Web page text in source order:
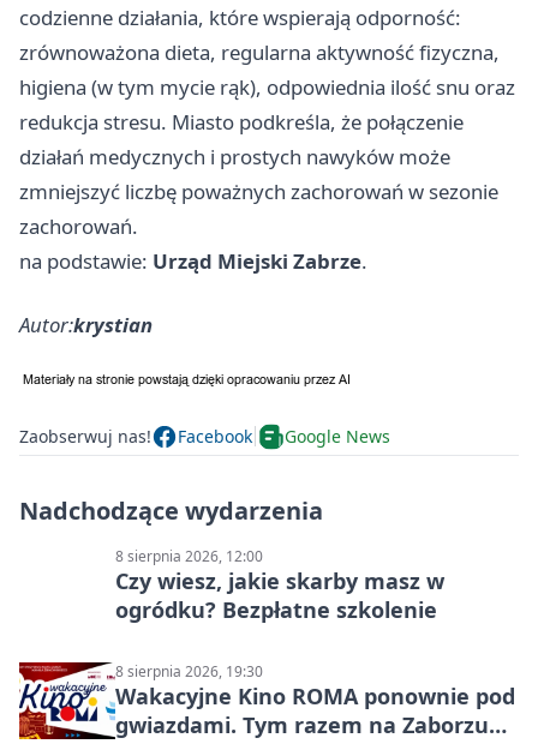
codzienne działania, które wspierają odporność:
zrównoważona dieta, regularna aktywność fizyczna,
higiena (w tym mycie rąk), odpowiednia ilość snu oraz
redukcja stresu. Miasto podkreśla, że połączenie
działań medycznych i prostych nawyków może
zmniejszyć liczbę poważnych zachorowań w sezonie
zachorowań.
na podstawie: Urząd Miejski Zabrze.
Autor:krystian
Zaobserwuj nas! Facebook Google News
Nadchodzące wydarzenia
8 sierpnia 2026, 12:00
Czy wiesz, jakie skarby masz w
ogródku? Bezpłatne szkolenie
8 sierpnia 2026, 19:30
Wakacyjne Kino ROMA ponownie pod
gwiazdami. Tym razem na Zaborzu